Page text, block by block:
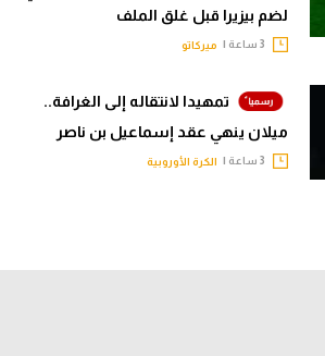
لضم بيزيرا قبل غلق الملف
ميركاتو
تمهيدا لانتقاله إلى الغرافة..
ميلان ينهي عقد إسماعيل بن ناصر
الكرة الأوروبية